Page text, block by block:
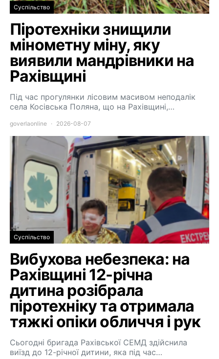
Суспільство
Піротехніки знищили
мінометну міну, яку
виявили мандрівники на
Рахівщині
Під час прогулянки лісовим масивом неподалік
села Косівська Поляна, що на Рахівщині,…
goverlaonline 2026-08-07
Суспільство
Вибухова небезпека: на
Рахівщині 12-річна
дитина розібрала
піротехніку та отримала
тяжкі опіки обличчя і рук
Сьогодні бригада Рахівської СЕМД здійснила
виїзд до 12-річної дитини, яка під час…